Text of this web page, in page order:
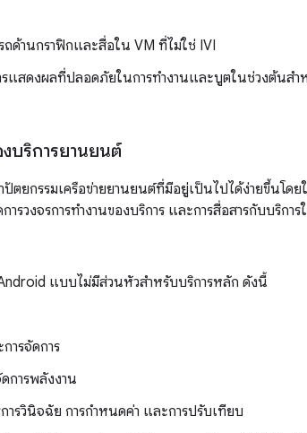
ถด้านกราฟิกและสื่อใน VM ที่ไม่ใช่ IVI
รแสดงผลที่ปลอดภัยในการทำงานและบูตในช่วงต้นส
งบริการยานยนต์
ยกรรมเครือข่ายยานยนต์ที่มีอยู่เป็นไปได้ง่ายขึ้นโดย
ารวงจรการทำงานของบริการ และการสื่อสารกับบริกา
แบบไม่มีส่วนหัวสำหรับบริการหลัก ดังนี้
ารจัดการ
การพลังงาน
ารวินิจฉัย การกำหนดค่า และการปรับเทียบ